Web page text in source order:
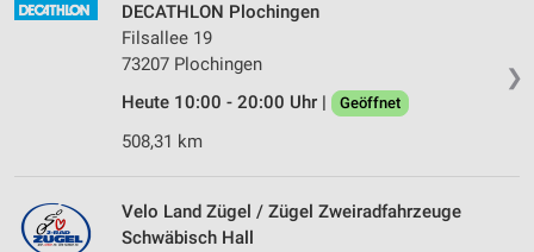
❯
DECATHLON Plochingen
Filsallee 19
73207 Plochingen
Heute 10:00 - 20:00 Uhr |
Geöffnet
508,31 km
Velo Land Zügel / Zügel Zweiradfahrzeuge
Schwäbisch Hall